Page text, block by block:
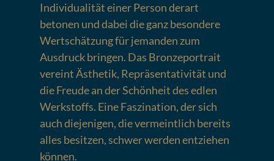
Individualität einer Person derart
betonen und dabei die ganz besondere
Wertschätzung für jemanden zum
Ausdruck bringen. Das Bronzeportrait
vereint Ästhetik, Repräsentativität und
die Freude an der Schönheit des edlen
Werkstoffs. Eine Faszination, der sich
auch diejenigen, die vermeintlich bereits
alles besitzen, schwer werden entziehen
können.